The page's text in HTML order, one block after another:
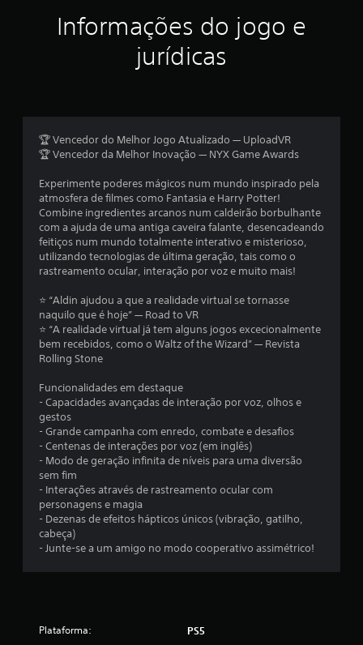
e
s
e
m
u
m
t
t
e
0
7
6
Informações do jogo e
jurídicas
🏆 Vencedor do Melhor Jogo Atualizado — UploadVR
🏆 Vencedor da Melhor Inovação — NYX Game Awards
Experimente poderes mágicos num mundo inspirado pela
atmosfera de filmes como Fantasia e Harry Potter!
Combine ingredientes arcanos num caldeirão borbulhante
com a ajuda de uma antiga caveira falante, desencadeando
feitiços num mundo totalmente interativo e misterioso,
utilizando tecnologias de última geração, tais como o
rastreamento ocular, interação por voz e muito mais!
⭐️ “Aldin ajudou a que a realidade virtual se tornasse
naquilo que é hoje” — Road to VR
⭐️ “A realidade virtual já tem alguns jogos excecionalmente
bem recebidos, como o Waltz of the Wizard” — Revista
Rolling Stone
Funcionalidades em destaque
- Capacidades avançadas de interação por voz, olhos e
gestos
- Grande campanha com enredo, combate e desafios
- Centenas de interações por voz (em inglês)
- Modo de geração infinita de níveis para uma diversão
sem fim
- Interações através de rastreamento ocular com
personagens e magia
- Dezenas de efeitos hápticos únicos (vibração, gatilho,
cabeça)
- Junte-se a um amigo no modo cooperativo assimétrico!
Plataforma: PS5